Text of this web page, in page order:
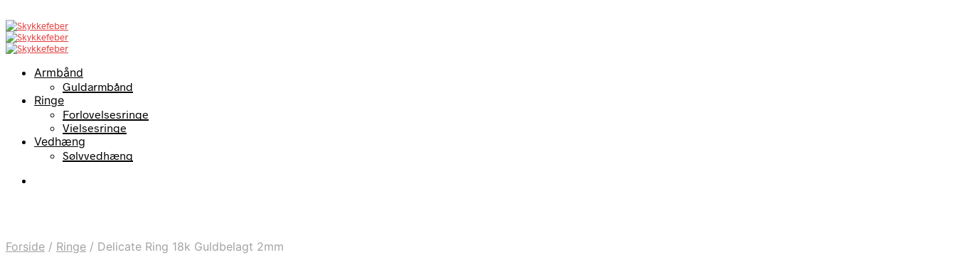
Armbånd
Guldarmbånd
Ringe
Forlovelsesringe
Vielsesringe
Vedhæng
Sølvvedhæng
Forside / Ringe / Delicate Ring 18k Guldbelagt 2mm